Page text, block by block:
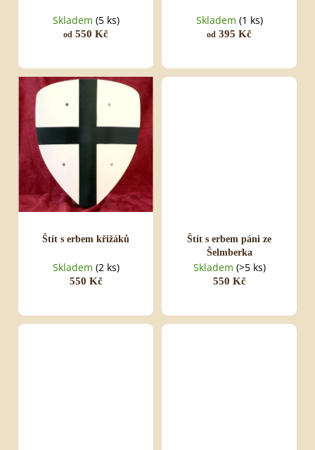
Skladem (5 ks)
od 550 Kč
Skladem (1 ks)
od 395 Kč
Štít s erbem křižáků
Skladem (2 ks)
550 Kč
Štít s erbem páni ze
Šelmberka
Skladem (>5 ks)
550 Kč